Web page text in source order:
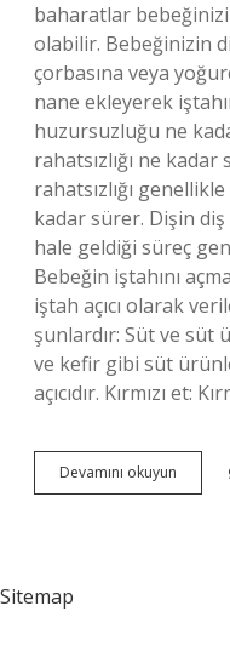
baharatlar
olabilir. Bebeğinizin
çorbasına veya
nane ekleyerek
huzursuzluğu ne
rahatsızlığı ne
rahatsızlığı
kadar sürer. Dişin
hale geldiği süreç
Bebeğin iştahını
iştah açıcı olarak
şunlardır: Süt ve süt
ve kefir gibi süt
açıcıdır. Kırmızı et:
Devamını okuyun
Çıkarma
Sitemap